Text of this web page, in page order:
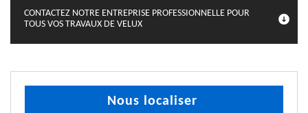
CONTACTEZ NOTRE ENTREPRISE PROFESSIONNELLE POUR
TOUS VOS TRAVAUX DE VELUX
Nous localiser